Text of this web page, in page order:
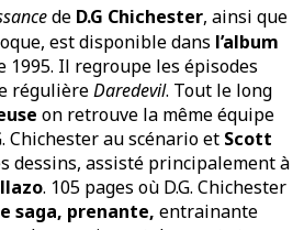
de D.G Chichester, ainsi que
est disponible dans l’album
1995. Il regroupe les épisodes
régulièreDaredevil. Tout le long
on retrouve la même équipe
Chichester au scénario et Scott
dessins, assisté principalement à
. 105 pages où D.G. Chichester
saga, prenante, entrainante